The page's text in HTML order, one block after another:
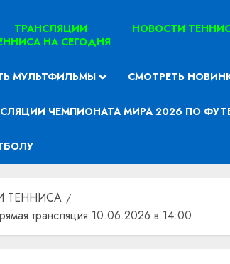
ТРАНСЛЯЦИИ
НА СЕГОДНЯ
НОВОСТИ
МУЛЬТФИЛЬМЫ СМОТРЕТЬ
ЧЕМПИОНАТА МИРА 2026 ПО
ТЕННИСА
трансляция 10.06.2026 в 14:00